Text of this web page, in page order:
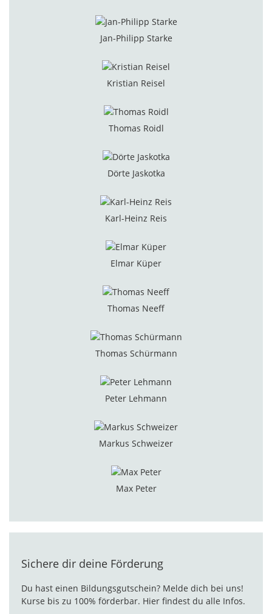
Jan-Philipp Starke
Kristian Reisel
Thomas Roidl
Dörte Jaskotka
Karl-Heinz Reis
Elmar Küper
Thomas Neeff
Thomas Schürmann
Peter Lehmann
Markus Schweizer
Max Peter
Sichere dir deine Förderung
Du hast einen Bildungsgutschein? Melde dich bei uns!
Kurse bis zu 100% förderbar. Hier findest du alle Infos.